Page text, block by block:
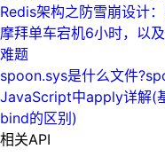
Redis架构之防雪崩设计
摩拜单车宕机6小时，以
难题
spoon.sys是什么文件
JavaScript中apply详解(
bind的区别)
相关API